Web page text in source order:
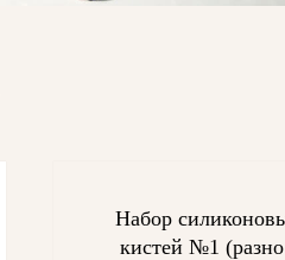
Набор
кистей №1